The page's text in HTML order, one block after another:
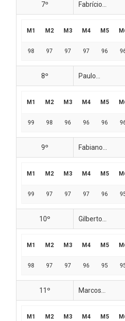
7º Fabrício...
M1 M2 M3 M4 M5
98 97 97 97 96
8º Paulo...
M1 M2 M3 M4 M5
99 98 96 96 96
9º Fabiano...
M1 M2 M3 M4 M5
99 97 97 97 96
10º Gilberto...
M1 M2 M3 M4 M5
98 97 97 96 95
11º Marcos...
M1 M2 M3 M4 M5